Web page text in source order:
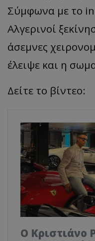
Σύμφωνα με το
Αλγερινοί
άσεμνες
έλειψε και η
Δείτε το βίντεο:
Ο Κριστιάνο